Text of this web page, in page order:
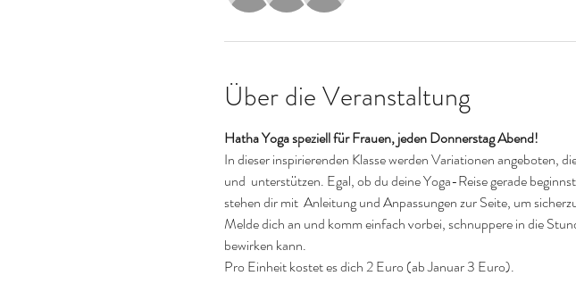
Über die Veranstaltung
Hatha Yoga speziell für Frauen, jeden Donnerstag Abend!
In dieser inspirierenden Klasse werden Variationen angeboten,
und  unterstützen. Egal, ob du deine Yoga-Reise gerade
stehen dir mit  Anleitung und Anpassungen zur Seite, um
Melde dich an und komm einfach vorbei, schnuppere in die
bewirken kann.
Pro Einheit kostet es dich 2 Euro (ab Januar 3 Euro).